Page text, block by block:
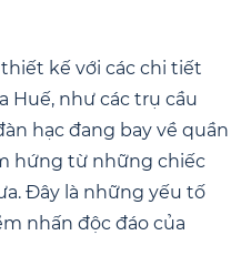
kế với các chi tiết
Huế, như các trụ cầu
hạc đang bay về quần
hứng từ những chiếc
Đây là những yếu tố
nhấn độc đáo của